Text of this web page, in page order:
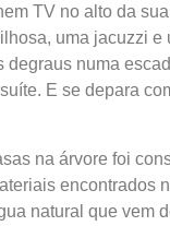
TV no alto da
uma jacuzzi e
degraus numa
E se depara
na árvore foi
encontrados
natural que vem